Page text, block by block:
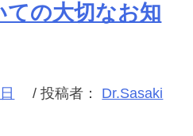
の大切なお知
/ 投稿者： Dr.Sasaki